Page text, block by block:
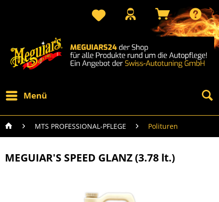
Menü
MTS PROFESSIONAL-PFLEGE Polituren
MEGUIAR'S SPEED GLANZ (3.78 lt.)